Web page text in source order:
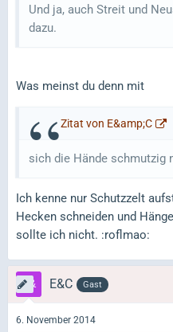
Und ja, auch Streit und
dazu.
Was meinst du denn mit
Zitat von E&amp;C
sich die Hände schmutzig
Ich kenne nur Schutzzelt
Hecken schneiden und
sollte ich nicht. :roflmao:
E&C Gast
6. November 2014